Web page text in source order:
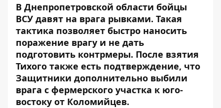
В Днепропетровской области бойцы
ВСУ давят на врага рывками. Такая
тактика позволяет быстро наносить
поражение врагу и не дать
подготовить контрмеры. После взятия
Тихого также есть подтверждение, что
Защитники дополнительно выбили
врага с фермерского участка к юго-
востоку от Коломийцев.